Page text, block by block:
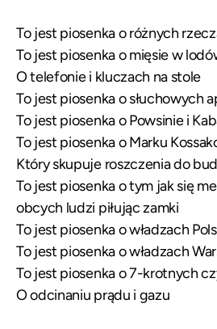
To jest piosenka o różnych
To jest piosenka o mięsie w
O telefonie i kluczach na stole
To jest piosenka o słuchowych
To jest piosenka o Powsinie i
To jest piosenka o Marku
Który skupuje roszczenia do
To jest piosenka o tym jak się
obcych ludzi piłując zamki
To jest piosenka o władzach
To jest piosenka o władzach
To jest piosenka o 7-krotnych
O odcinaniu prądu i gazu